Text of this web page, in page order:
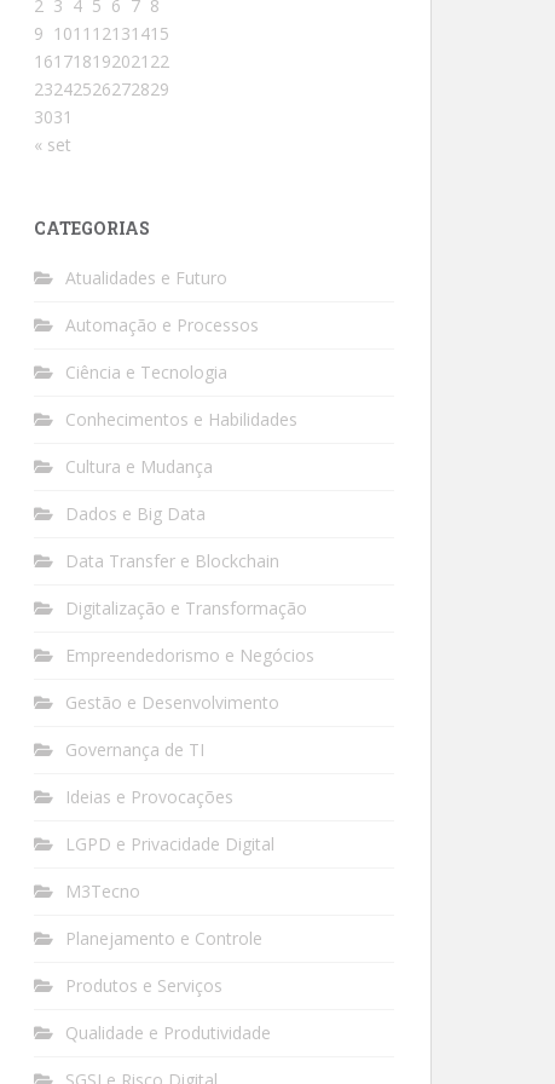
2 3 4 5 6 7 8
9 1011 12131415
161718192021 22
23242526272829
3031
« set
CATEGORIAS
Atualidades e Futuro
Automação e Processos
Ciência e Tecnologia
Conhecimentos e Habilidades
Cultura e Mudança
Dados e Big Data
Data Transfer e Blockchain
Digitalização e Transformação
Empreendedorismo e Negócios
Gestão e Desenvolvimento
Governança de TI
Ideias e Provocações
LGPD e Privacidade Digital
M3Tecno
Planejamento e Controle
Produtos e Serviços
Qualidade e Produtividade